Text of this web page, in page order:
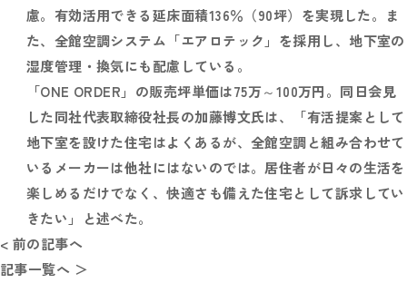
慮。有効活用できる延床面積136％（90坪）を実現した。ま
た、全館空調システム「エアロテック」を採用し、地下室の
湿度管理・換気にも配慮している。
「ONE ORDER」の販売坪単価は75万～100万円。同日会見
した同社代表取締役社長の加藤博文氏は、「有活提案として
地下室を設けた住宅はよくあるが、全館空調と組み合わせて
いるメーカーは他社にはないのでは。居住者が日々の生活を
楽しめるだけでなく、快適さも備えた住宅として訴求してい
きたい」と述べた。
< 前の記事へ
記事一覧へ ＞